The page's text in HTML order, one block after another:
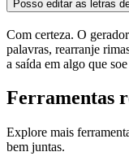
Posso editar as letras
Com certeza. O
palavras, rearranje
a saída em algo que
Ferramentas
Explore mais
bem juntas.